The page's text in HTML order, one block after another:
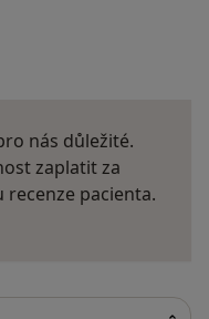
nás důležité.
zaplatit za
pacienta.